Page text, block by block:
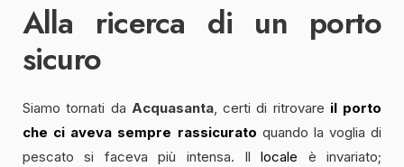
Alla ricerca di un porto
sicuro
Siamo tornati da Acquasanta, certi di ritrovare il porto
che ci aveva sempre rassicurato quando la voglia di
pescato si faceva più intensa. Illocale è invariato;